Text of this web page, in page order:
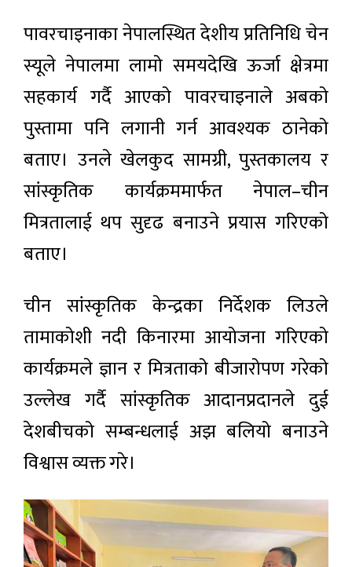
पावरचाइनाका नेपालस्थित देशीय प्रतिनिधि चेन
स्यूले नेपालमा लामो समयदेखि ऊर्जा क्षेत्रमा
सहकार्य गर्दै आएको पावरचाइनाले अबको
पुस्तामा पनि लगानी गर्न आवश्यक ठानेको
बताए। उनले खेलकुद सामग्री, पुस्तकालय र
सांस्कृतिक कार्यक्रममार्फत नेपाल–चीन
मित्रतालाई थप सुदृढ बनाउने प्रयास गरिएको
बताए।
चीन सांस्कृतिक केन्द्रका निर्देशक लिउले
तामाकोशी नदी किनारमा आयोजना गरिएको
कार्यक्रमले ज्ञान र मित्रताको बीजारोपण गरेको
उल्लेख गर्दै सांस्कृतिक आदानप्रदानले दुई
देशबीचको सम्बन्धलाई अझ बलियो बनाउने
विश्वास व्यक्त गरे।